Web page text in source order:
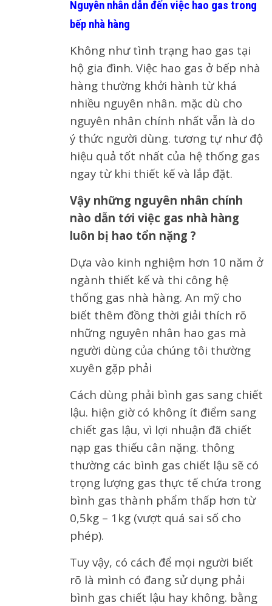
Nguyên nhân dẫn đến việc hao gas trong
bếp nhà hàng
Không như tình trạng hao gas tại
hộ gia đình. Việc hao gas ở bếp nhà
hàng thường khởi hành từ khá
nhiều nguyên nhân. mặc dù cho
nguyên nhân chính nhất vẫn là do
ý thức người dùng. tương tự như độ
hiệu quả tốt nhất của hệ thống gas
ngay từ khi thiết kế và lắp đặt.
Vậy những nguyên nhân chính
nào dẫn tới việc gas nhà hàng
luôn bị hao tổn nặng ?
Dựa vào kinh nghiệm hơn 10 năm ở
ngành thiết kế và thi công hệ
thống gas nhà hàng. An mỹ cho
biết thêm đồng thời giải thích rõ
những nguyên nhân hao gas mà
người dùng của chúng tôi thường
xuyên gặp phải
Cách dùng phải bình gas sang chiết
lậu. hiện giờ có không ít điểm sang
chiết gas lậu, vì lợi nhuận đã chiết
nạp gas thiếu cân nặng. thông
thường các bình gas chiết lậu sẽ có
trọng lượng gas thực tế chứa trong
bình gas thành phẩm thấp hơn từ
0,5kg – 1kg (vượt quá sai số cho
phép).
Tuy vậy, có cách để mọi người biết
rõ là mình có đang sử dụng phải
bình gas chiết lậu hay không. bằng